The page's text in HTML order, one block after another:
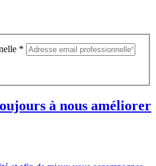
*
à nous améliorer